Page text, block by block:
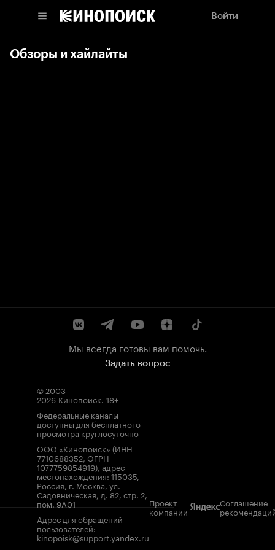
Войти
Обзоры и хайлайты
Мы всегда готовы вам помочь.
Задать вопрос
© 2003–
2026 Кинопоиск. 18+
Федеральные каналы
доступны для бесплатного
просмотра круглосуточно
ООО «Кинопоиск» (ИНН
7710688352, ОГРН
1077759854919), адрес
местонахождения: 115035,
Россия, г. Москва, ул.
Садовническая, д. 82, стр. 2,
пом. 9А01
Адрес для обращений
пользователей:
kinopoisk@support.yandex.ru
Проект
компании
Соглашение